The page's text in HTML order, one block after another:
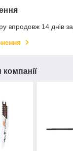
впродовж 14 днів
компанії